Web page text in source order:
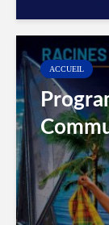
ACCUEIL